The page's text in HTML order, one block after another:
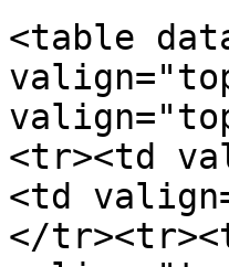
<table
<tr><td
<td
</